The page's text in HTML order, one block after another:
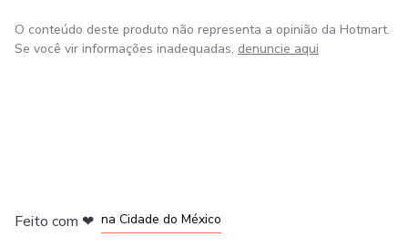
O conteúdo deste produto não representa a opinião da Hotmart.
Se você vir informações inadequadas, denuncie aqui
Feito com ❤ na Cidade do México